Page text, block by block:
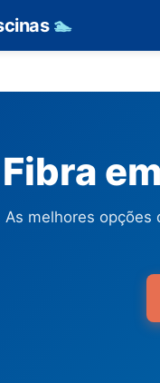
🏊
As melhores opções